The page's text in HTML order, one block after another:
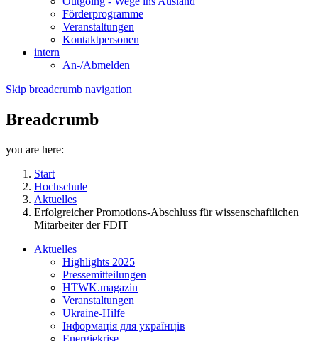
Förderprogramme
Veranstaltungen
Kontaktpersonen
intern
An-/Abmelden
Skip breadcrumb navigation
Breadcrumb
you are here:
Start
Hochschule
Aktuelles
Erfolgreicher Promotions-Abschluss für wissenschaftlichen
Mitarbeiter der FDIT
Aktuelles
Highlights 2025
Pressemitteilungen
HTWK.magazin
Veranstaltungen
Ukraine-Hilfe
Інформація для українців